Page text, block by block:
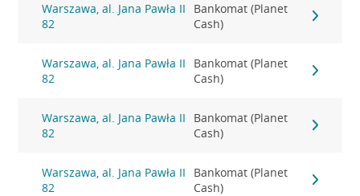
Warszawa, al. Jana Pawła II
82
Bankomat (Planet
Cash)
Warszawa, al. Jana Pawła II
82
Bankomat (Planet
Cash)
Warszawa, al. Jana Pawła II
82
Bankomat (Planet
Cash)
Warszawa, al. Jana Pawła II
82
Bankomat (Planet
Cash)